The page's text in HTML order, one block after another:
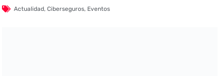
Actualidad,Ciberseguros, Eventos